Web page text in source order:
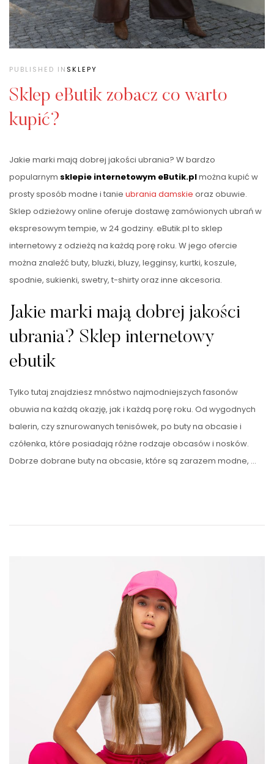
PUBLISHED IN SKLEPY
Sklep eButik zobacz co warto
kupić?
Jakie marki mają dobrej jakości ubrania? W bardzo
popularnym sklepie internetowym eButik.plmożna kupić w
prosty sposób modne i tanie ubrania damskie oraz obuwie.
Sklep odzieżowy online oferuje dostawę zamówionych ubrań w
ekspresowym tempie, w 24 godziny. eButik.pl to sklep
internetowy z odzieżą na każdą porę roku. W jego ofercie
można znaleźć buty, bluzki, bluzy, legginsy, kurtki, koszule,
spodnie, sukienki, swetry, t-shirty oraz inne akcesoria.
Jakie marki mają dobrej jakości
ubrania? Sklep internetowy
ebutik
Tylko tutaj znajdziesz mnóstwo najmodniejszych fasonów
obuwia na każdą okazję, jak i każdą porę roku. Od wygodnych
balerin, czy sznurowanych tenisówek, po buty na obcasie i
czółenka, które posiadają różne rodzaje obcasów i nosków.
Dobrze dobrane buty na obcasie, które są zarazem modne, …